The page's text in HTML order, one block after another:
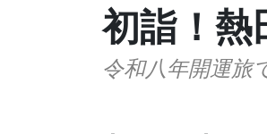
初詣！熱
令和八年開運旅